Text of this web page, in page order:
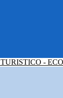
TURISTICO -